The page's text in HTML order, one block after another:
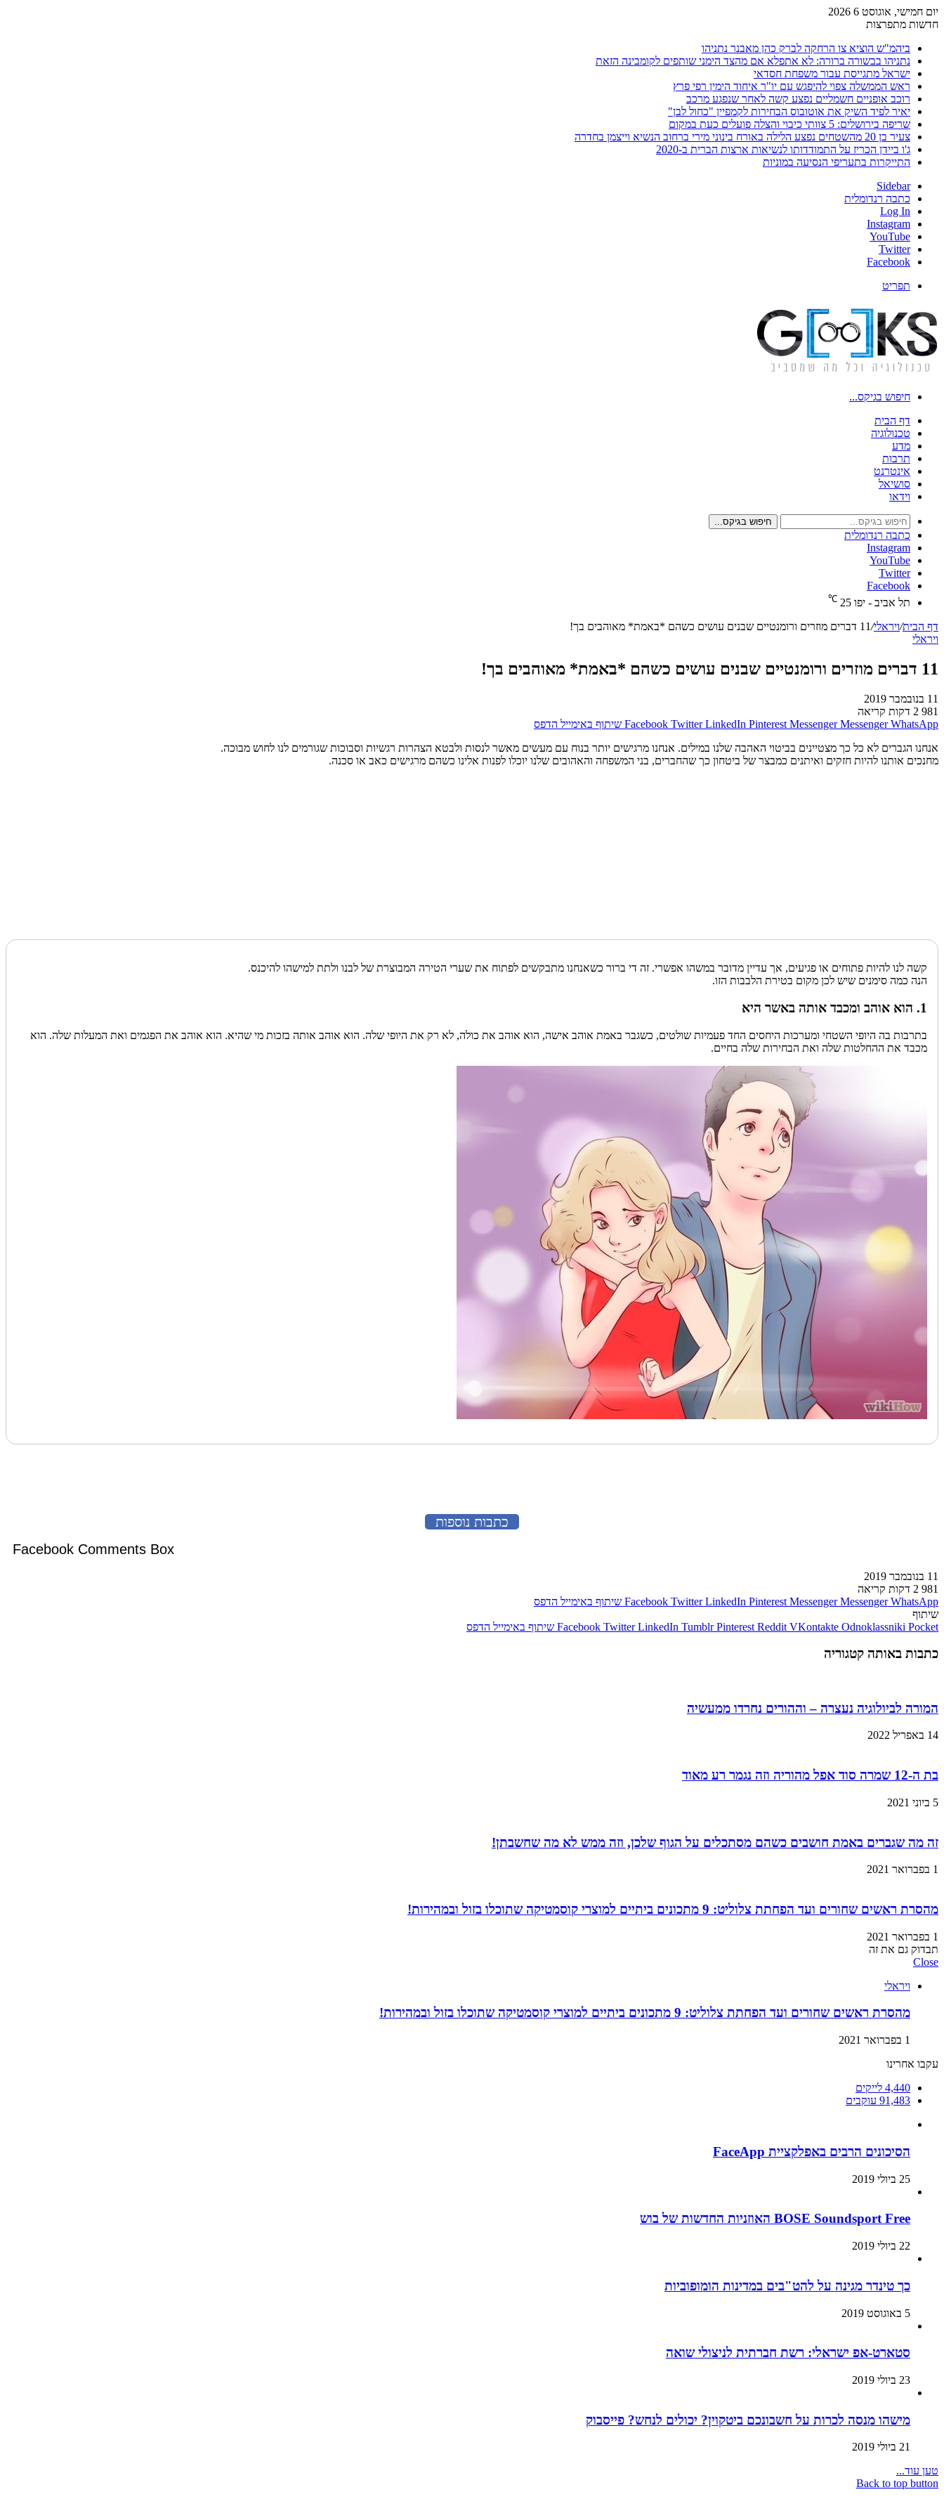
יום חמישי, אוגוסט 6 2026
חדשות מתפרצות
ביהמ"ש הוציא צו הרחקה לברק כהן מאבנר נתניהו
נתניהו בבשורה ברורה: לא אתפלא אם מהצד הימני שותפים לקומבינה הזאת
ישראל מתגייסת עבור משפחת חסדאי
ראש הממשלה צפוי להיפגש עם יו"ר איחוד הימין רפי פרץ
רוכב אופניים חשמליים נפצע קשה לאחר שנפגע מרכב
יאיר לפיד השיק את אוטובוס הבחירות לקמפיין "כחול לבן"
שריפה בירושלים: 5 צוותי כיבוי והצלה פועלים כעת במקום
צעיר בן 20 מהשטחים נפצע הלילה באורח בינוני מירי ברחוב הנשיא וייצמן בחדרה
ג'ו ביידן הכריז על התמודדותו לנשיאות ארצות הברית ב-2020
התייקרות בתעריפי הנסיעה במוניות
Sidebar
כתבה רנדומלית
Log In
Instagram
YouTube
Twitter
Facebook
תפריט
חיפוש בגיקס...
דף הבית
טכנולוגיה
מדע
תרבות
אינטרנט
סושיאל
וידאו
חיפוש בגיקס...
כתבה רנדומלית
Instagram
YouTube
Twitter
Facebook
תל אביב - יפו 25
℃
דף הבית/ויראלי/11 דברים מוזרים ורומנטיים שבנים עושים כשהם *באמת* מאוהבים בך!
ויראלי
11 דברים מוזרים ורומנטיים שבנים עושים כשהם *באמת* מאוהבים בך!
11 בנובמבר 2019
981 2 דקות קריאה
Facebook Twitter LinkedIn Pinterest Messenger Messenger WhatsApp שיתוף באימייל הדפס
אנחנו הגברים לא כל כך מצטיינים בביטוי האהבה שלנו במילים. אנחנו מרגישים יותר בנוח עם מעשים מאשר לנסות ולבטא הצהרות רגשיות וסבוכות שגורמים לנו לחוש מבוכה.
מחנכים אותנו להיות חזקים ואיתנים כמבצר של ביטחון כך שהחברים, בני המשפחה והאהובים שלנו יוכלו לפנות אלינו כשהם מרגישים כאב או סכנה.
קשה לנו להיות פתוחים או פגיעים, אך עדיין מדובר במשהו אפשרי. זה די ברור כשאנחנו מתבקשים לפתוח את שערי הטירה המבוצרת של לבנו ולתת למישהו להיכנס.
הנה כמה סימנים שיש לכן מקום בטירת הלבבות הזו.
1. הוא אוהב ומכבד אותה באשר היא
בתרבות בה היופי השטחי ומערכות היחסים החד פעמיות שולטים, כשגבר באמת אוהב אישה, הוא אוהב את כולה, לא רק את היופי שלה. הוא אוהב אותה בזכות מי שהיא. הוא אוהב את הפגמים ואת המעלות שלה. הוא
מכבד את ההחלטות שלה ואת הבחירות שלה בחיים.
כתבות נוספות
Facebook Comments Box
11 בנובמבר 2019
981 2 דקות קריאה
Facebook Twitter LinkedIn Pinterest Messenger Messenger WhatsApp שיתוף באימייל הדפס
שיתוף
Facebook Twitter LinkedIn Tumblr Pinterest Reddit VKontakte Odnoklassniki Pocket שיתוף באימייל הדפס
כתבות באותה קטגוריה
המורה לביולוגיה נעצרה – וההורים נחרדו ממעשיה
14 באפריל 2022
בת ה-12 שמרה סוד אפל מהוריה וזה נגמר רע מאוד
5 ביוני 2021
זה מה שגברים באמת חושבים כשהם מסתכלים על הגוף שלכן, וזה ממש לא מה שחשבתן!
1 בפברואר 2021
מהסרת ראשים שחורים ועד הפחתת צלוליט: 9 מתכונים ביתיים למוצרי קוסמטיקה שתוכלו בזול ובמהירות!
1 בפברואר 2021
תבדוק גם את זה
Close
ויראלי
מהסרת ראשים שחורים ועד הפחתת צלוליט: 9 מתכונים ביתיים למוצרי קוסמטיקה שתוכלו בזול ובמהירות!
1 בפברואר 2021
עקבו אחרינו
4,440 לייקים
91,483 עוקבים
הסיכונים הרבים באפלקציית FaceApp
25 ביולי 2019
BOSE Soundsport Free האוזניות החדשות של בוש
22 ביולי 2019
כך טינדר מגינה על להט"בים במדינות הומופוביות
5 באוגוסט 2019
סטארט-אפ ישראלי: רשת חברתית לניצולי שואה
23 ביולי 2019
מישהו מנסה לכרות על חשבונכם ביטקוין? יכולים לנחש? פייסבוק
21 ביולי 2019
טען עוד...
Back to top button